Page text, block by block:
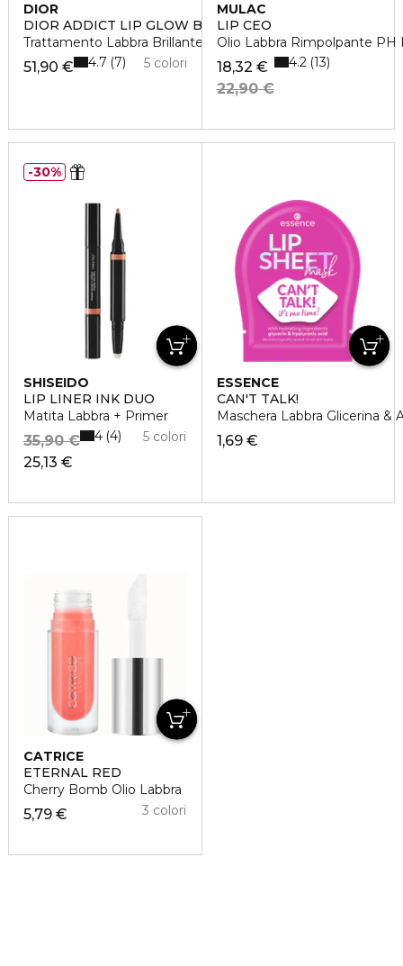
DIOR
DIOR ADDICT LIP GLOW BUTTER
Trattamento Labbra Brillante Peptide + Ceramide
51,90 € 5 colori
4.7 7
MULAC
LIP CEO
Olio Labbra Rimpolpante PH
18,32 €
22,90 €
4.2 13
SHISEIDO
LIP LINER INK DUO
Matita Labbra + Primer
25,13 €
35,90 € 5 colori
4 4
30%
ESSENCE
CAN'T TALK!
Maschera Labbra Glicerina &
1,69 €
CATRICE
ETERNAL RED
Cherry Bomb Olio Labbra
5,79 € 3 colori